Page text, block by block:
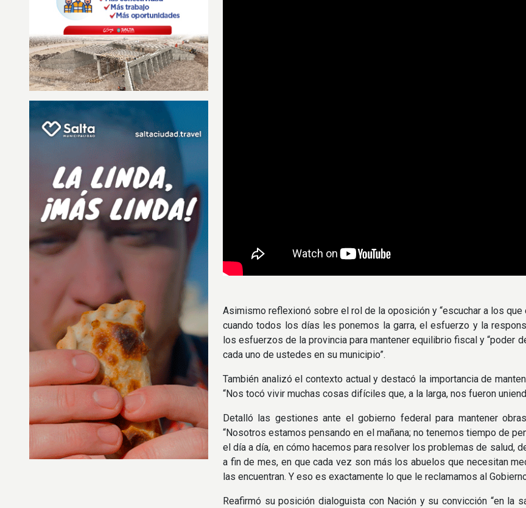
Asimismo reflexionó sobre el rol de la oposición y “escuchar a los
cuando todos los días les ponemos la garra, el esfuerzo y la
los esfuerzos de la provincia para mantener equilibrio fiscal y “poder
cada uno de ustedes en su municipio”.
También analizó el contexto actual y destacó la importancia de
“Nos tocó vivir muchas cosas difíciles que, a la larga, nos fueron
Detalló las gestiones ante el gobierno federal para mantener
“Nosotros estamos pensando en el mañana; no tenemos tiempo de
el día a día, en cómo hacemos para resolver los problemas de salud,
a fin de mes, en que cada vez son más los abuelos que necesitan
las encuentran. Y eso es exactamente lo que le reclamamos al
Reafirmó su posición dialoguista con Nación y su convicción “en la